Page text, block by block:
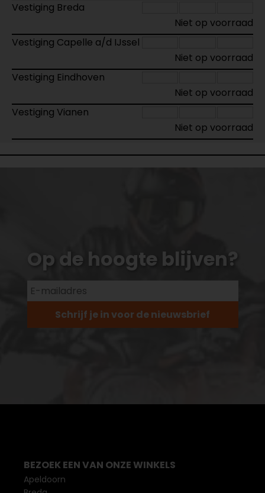
Vestiging Breda
Niet op voorraad
Vestiging Capelle a/d IJssel
Niet op voorraad
Vestiging Eindhoven
Niet op voorraad
Vestiging Vianen
Niet op voorraad
Op de hoogte blijven?
Schrijf je in voor de nieuwsbrief
BEZOEK EEN VAN ONZE WINKELS
Apeldoorn